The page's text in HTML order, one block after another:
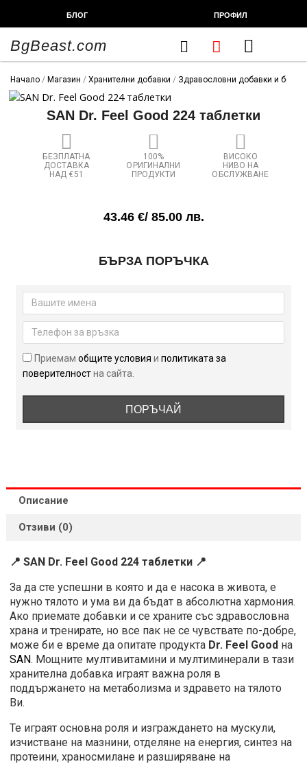
БЛОГ ПРОФИЛ
BgBeast.com Cart
Начало / Магазин / Хранителни добавки / Здравословни добавки и билки
SAN Dr. Feel Good 224 таблетки
БЕЗПЛАТНА
ДОСТАВКА
НАД €51
100%
ОРИГИНАЛНИ
ПРОДУКТИ
ВИСОКО
НИВО НА
ОБСЛУЖВАНЕ
43.46 €/ 85.00 лв.
Dr.
Feel
Good
224
таблетки
БЪРЗА ПОРЪЧКА
Приемамобщите условияиполитиката за
поверителностна сайта.
ПОРЪЧАЙ
Описание
Отзиви (0)
📍 SAN Dr. Feel Good 224 таблетки 📍
За да сте успешни в която и да е насока в живота, е
нужно тялото и ума ви да бъдат в абсолютна хармония.
Ако приемате добавки и се храните със здравословна
храна и тренирате, но все пак не се чувствате по-добре,
може би е време да опитате продукта Dr. Feel Good на
SAN. Мощните мултивитамини и мултиминерали в тази
хранителна добавка играят важна роля в
поддържането на метаболизма и здравето на тялото
Ви.
Те играят основна роля и изграждането на мускули,
изчистване на мазнини, отделяне на енергия, синтез на
протеини, храносмилане и разширяване на